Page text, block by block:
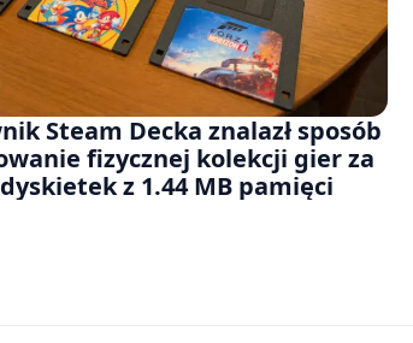
Steam Decka znalazł sposób
fizycznej kolekcji gier za
z 1.44 MB pamięci